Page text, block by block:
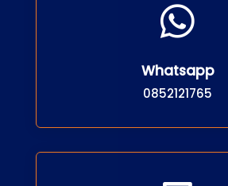

Whatsapp
0852121765